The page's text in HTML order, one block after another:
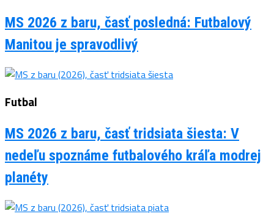
MS 2026 z baru, časť posledná: Futbalový
Manitou je spravodlivý
Futbal
MS 2026 z baru, časť tridsiata šiesta: V
nedeľu spoznáme futbalového kráľa modrej
planéty